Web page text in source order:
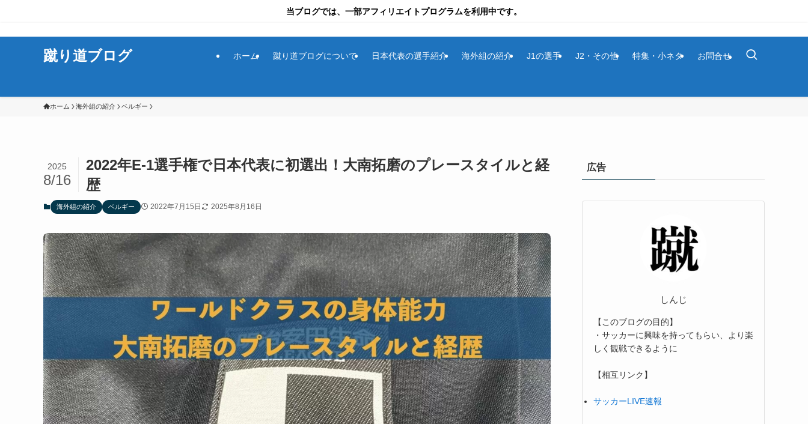
当ブログでは、一部アフィリエイトプログラムを利用中です。
蹴り道ブログ ホーム 蹴り道ブログについて 日本代表の選手紹介 海外組の紹介 J1の選手 J2・その他 特集・小ネタ お問合せ
ホーム 海外組の紹介 ベルギー
2022年E-1選手権で日本代表に初選出！大南拓磨のプレースタイルと経
歴
2025
8/16
海外組の紹介 ベルギー 2022年7月15日 2025年8月16日
広告
しんじ
【このブログの目的】
・サッカーに興味を持ってもらい、より楽
しく観戦できるように
【相互リンク】
サッカーLIVE速報